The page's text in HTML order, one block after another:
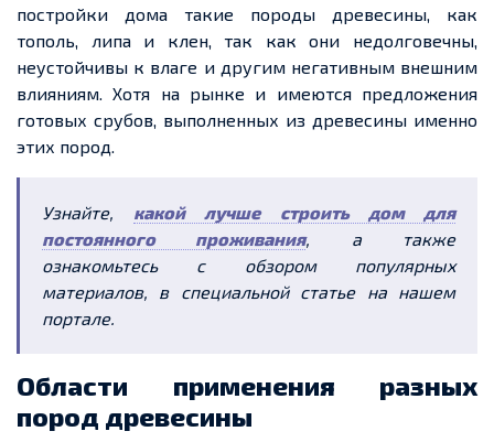
постройки дома такие породы древесины, как
тополь, липа и клен, так как они недолговечны,
неустойчивы к влаге и другим негативным внешним
влияниям. Хотя на рынке и имеются предложения
готовых срубов, выполненных из древесины именно
этих пород.
Узнайте, какой лучше строить дом для
постоянного проживания, а также
ознакомьтесь с обзором популярных
материалов, в специальной статье на нашем
портале.
Области применения разных
пород древесины